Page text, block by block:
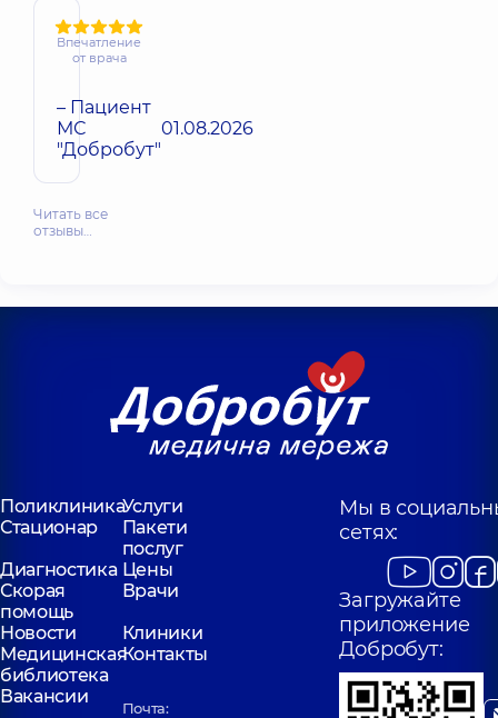
Впечатление
от врача
– Пациент
МС
"Добробут"
01.08.2026
Читать все
отзывы…
ПоликлиникаУслуги
Стационар
Пакети
послуг
Диагностика Цены
Скорая
помощь
Врачи
Новости
Клиники
Медицинская
библиотека
Контакты
Вакансии
Почта:
Мы в
сетях:
Загружайте
приложение
Добробут: